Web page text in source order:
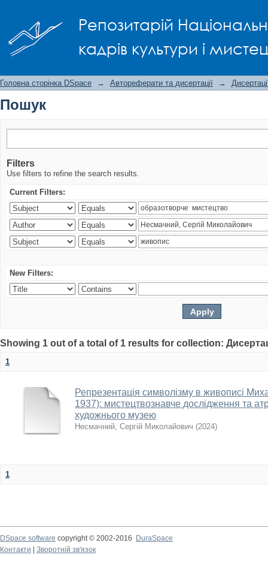
Репозитарій
кадрів культури і
Головна сторінка DSpace → Автореферати та дисертації →
Пошук
Filters
Use filters to refine the search results.
Current Filters:
New Filters:
Showing 1 out of a total of 1 results for collection:
1
Репрезентація символізму в живописі
1937): мистецтвознавче дослідження та
художнього музею
Несмачний, Сергій Миколайович (2024)
1
DSpace software copyright © 2002-2016
DuraSpace
Контакти
Зворотній зв'язок